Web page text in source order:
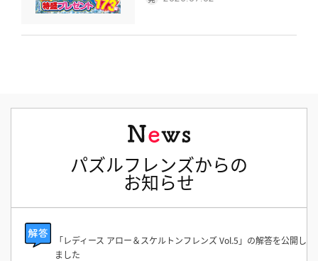
パズルフレンズからの
お知らせ
「レディース アロー＆スケルトンフレンズ Vol.5」の解答を公開し
ました